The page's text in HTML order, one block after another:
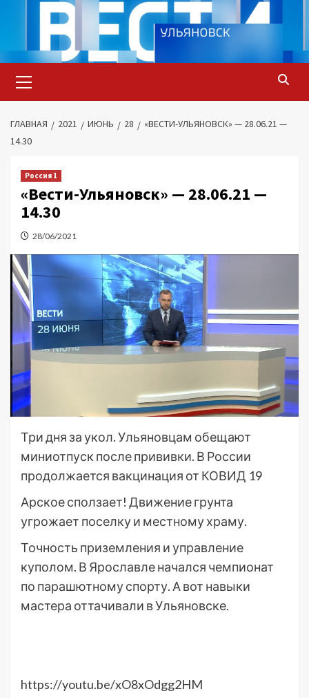
содержимому
меню
ГЛАВНАЯ 2021 ИЮНЬ 28
«ВЕСТИ-УЛЬЯНОВСК» — 28.06.21 —
14.30
Россия 1
«Вести-Ульяновск» — 28.06.21 —
14.30
28/06/2021
Три дня за укол. Ульяновцам обещают
миниотпуск после прививки. В России
продолжается вакцинация от КОВИД 19
Арское сползает! Движение грунта
угрожает поселку и местному храму.
Точность приземления и управление
куполом. В Ярославле начался чемпионат
по парашютному спорту. А вот навыки
мастера оттачивали в Ульяновске.
https://youtu.be/xO8xOdgg2HM